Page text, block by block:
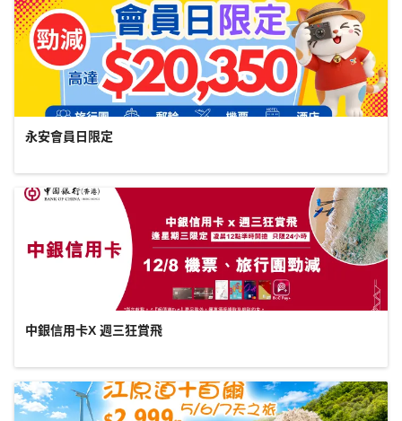
永安會員日限定
中銀信用卡X 週三狂賞飛